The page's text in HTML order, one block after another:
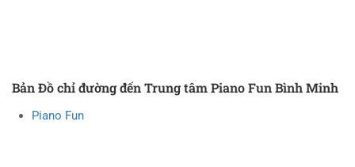
Bản Đồ chỉ đường đến Trung tâm Piano Fun Bình Minh
Piano Fun